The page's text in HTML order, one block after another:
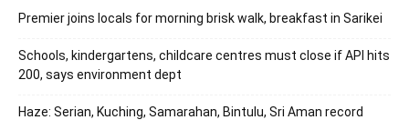
Premier joins locals for morning brisk walk, breakfast in Sarikei
Schools, kindergartens, childcare centres must close if API hits
200, says environment dept
Haze: Serian, Kuching, Samarahan, Bintulu, Sri Aman record